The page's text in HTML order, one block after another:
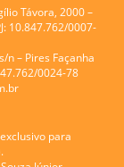
Távora, 2000 –
10.847.762/0007-
n – Pires Façanha
0024-78
para